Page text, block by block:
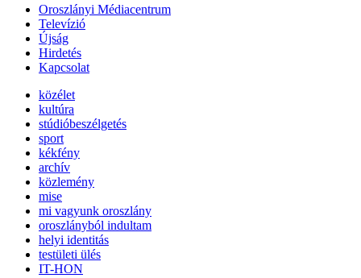
Oroszlányi Médiacentrum
Televízió
Újság
Hirdetés
Kapcsolat
közélet
kultúra
stúdióbeszélgetés
sport
kékfény
archív
közlemény
mise
mi vagyunk oroszlány
oroszlányból indultam
helyi identitás
testületi ülés
IT-HON